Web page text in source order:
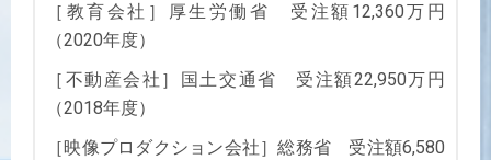
［教育会社］厚生労働省 受注額12,360万円
（2020年度）
［不動産会社］国土交通省 受注額22,950万円
（2018年度）
［映像プロダクション会社］総務省 受注額6,580